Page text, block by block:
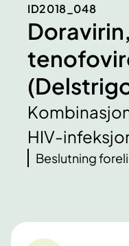
ID2018_048
HIV-
Beslutning